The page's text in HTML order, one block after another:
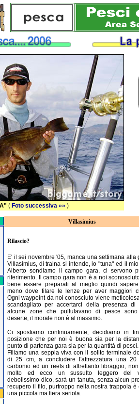
Villasimius
Rilascio?
E' il sei novembre '05, manca una settimana alla
Villasimius, di traina si intende, io "tuna" ed il
Alberto sondiamo il campo gara, ci servono
riferimento. Il campo gara non è a noi
bene essere preparati al meglio quindi
meno dove filare le lenze per aver maggiori
Ogni waypoint da noi conosciuto viene
scandagliato per accertarci della presenza di
alcune zone che pullulavano di pesce
deserte, il morale non è al massimo.
Ci spostiamo continuamente, decidiamo in
posizione che per noi è buona sia per la
punto di partenza gara sia per la quantità di pesci.
Filiamo una seppia viva con il solito terminale
di 25 cm, a concludere l'attrezzatura una
carbonio ed un reels di altrettanto libraggio,
molto ed ecco un sussulto leggero del
debolissimo dico, sarà un tanuta, senza alcun
recupero il filo, purtroppo nella nostra trappola è
una piccola ma fiera seriola.
( Foto successiva »» )